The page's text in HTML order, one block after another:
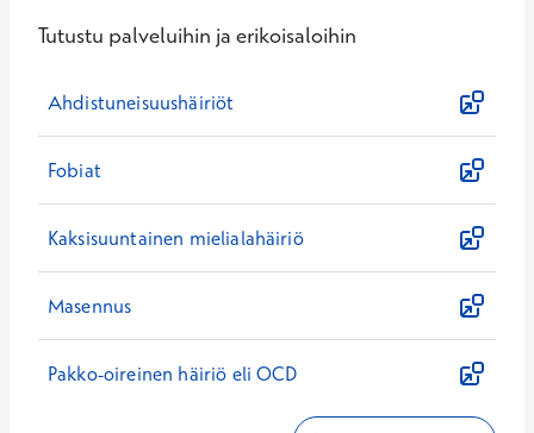
Tutustu palveluihin ja erikoisaloihin
Ahdistuneisuushäiriöt
Fobiat
Kaksisuuntainen mielialahäiriö
Masennus
Pakko-oireinen häiriö eli OCD